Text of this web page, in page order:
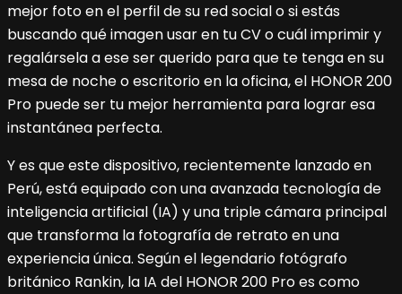
mejor foto en el perfil de su red social o si estás
buscando qué imagen usar en tu CV o cuál imprimir y
regalársela a ese ser querido para que te tenga en su
mesa de noche o escritorio en la oficina, el HONOR 200
Pro puede ser tu mejor herramienta para lograr esa
instantánea perfecta.
Y es que este dispositivo, recientemente lanzado en
Perú, está equipado con una avanzada tecnología de
inteligencia artificial (IA) y una triple cámara principal
que transforma la fotografía de retrato en una
experiencia única. Según el legendario fotógrafo
británico Rankin, la IA del HONOR 200 Pro es como